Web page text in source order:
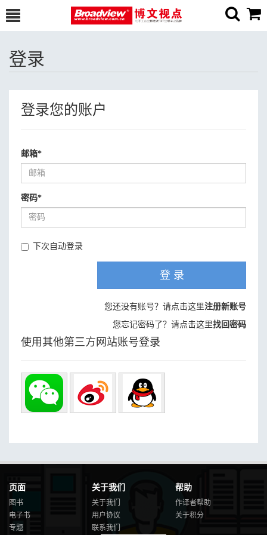
登录
登录您的账户
邮箱*
密码*
下次自动登录
登 录
您还没有账号？请点击这里注册新账号
您忘记密码了？请点击这里找回密码
使用其他第三方网站账号登录
页面
图书
电子书
专题
关于我们
关于我们
用户协议
联系我们
帮助
作译者帮助
关于积分